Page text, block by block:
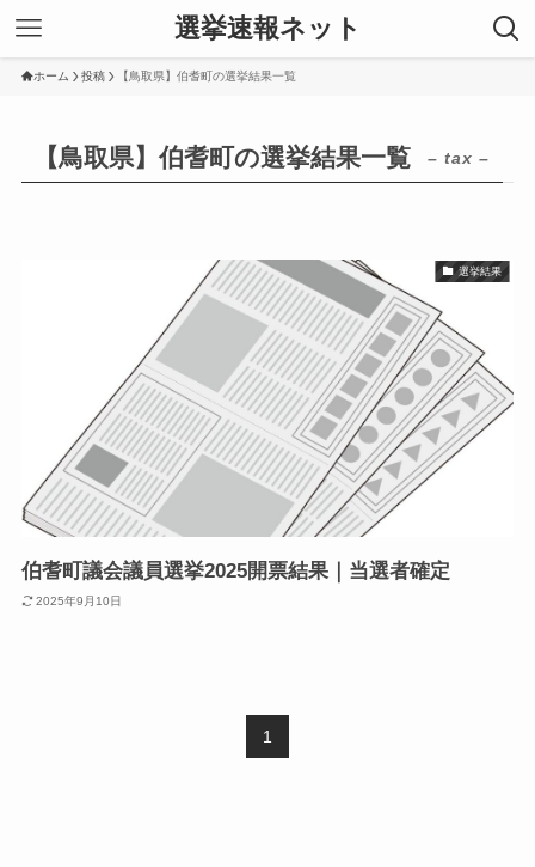
選挙速報ネット
ホーム 投稿 【鳥取県】伯耆町の選挙結果一覧
【鳥取県】伯耆町の選挙結果一覧 – tax –
選挙結果
伯耆町議会議員選挙2025開票結果｜当選者確定
2025年9月10日
1